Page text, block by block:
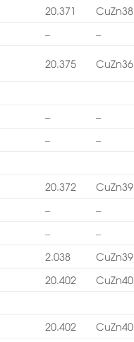
20.371
– –
20.375
–
–
– –
20.372
–
–
–
–
2.038
20.402
20.402